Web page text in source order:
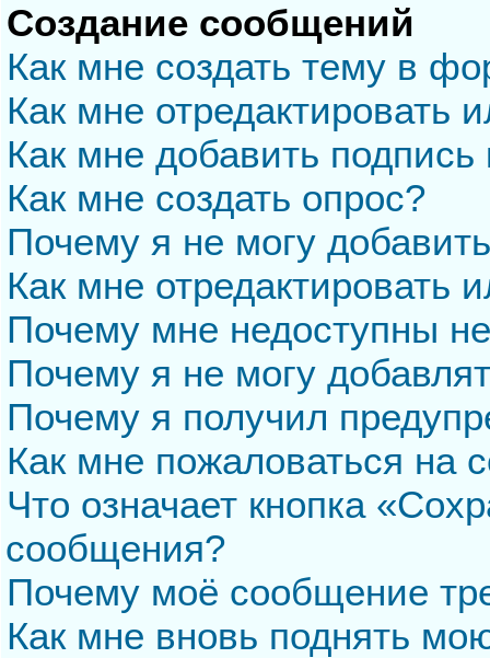
Создание сообщений
Как мне создать тему в
Как мне отредактировать
Как мне добавить
Как мне создать опрос?
Почему я не могу
Как мне отредактировать
Почему мне недоступны
Почему я не могу
Почему я получил
Как мне пожаловаться на
Что означает кнопка
сообщения?
Почему моё сообщение
Как мне вновь поднять